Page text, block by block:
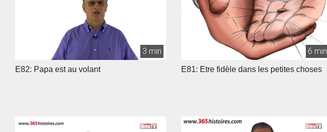
3 min
E82: Papa est au volant
6 min
E81: Etre fidèle dans les petites choses